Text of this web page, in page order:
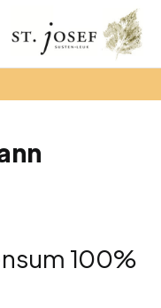
100%